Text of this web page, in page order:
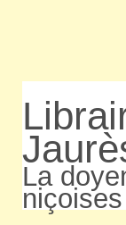
La
niçoises